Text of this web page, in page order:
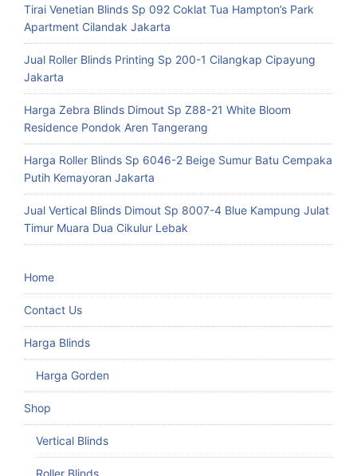
Tirai Venetian Blinds Sp 092 Coklat Tua Hampton’s Park
Apartment Cilandak Jakarta
Jual Roller Blinds Printing Sp 200-1 Cilangkap Cipayung
Jakarta
Harga Zebra Blinds Dimout Sp Z88-21 White Bloom
Residence Pondok Aren Tangerang
Harga Roller Blinds Sp 6046-2 Beige Sumur Batu Cempaka
Putih Kemayoran Jakarta
Jual Vertical Blinds Dimout Sp 8007-4 Blue Kampung Julat
Timur Muara Dua Cikulur Lebak
Home
Contact Us
Harga Blinds
Harga Gorden
Shop
Vertical Blinds
Roller Blinds